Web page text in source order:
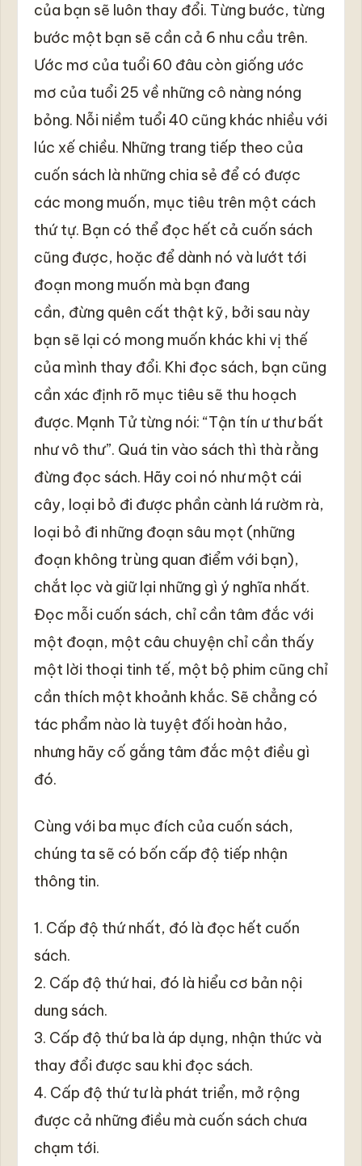
của bạn sẽ luôn thay đổi. Từng bước, từng
bước một bạn sẽ cần cả 6 nhu cầu trên.
Ước mơ của tuổi 60 đâu còn giống ước
mơ của tuổi 25 về những cô nàng nóng
bỏng. Nỗi niềm tuổi 40 cũng khác nhiều với
lúc xế chiều. Những trang tiếp theo của
cuốn sách là những chia sẻ để có được
các mong muốn, mục tiêu trên một cách
thứ tự. Bạn có thể đọc hết cả cuốn sách
cũng được, hoặc để dành nó và lướt tới
đoạn mong muốn mà bạn đang
cần, đừng quên cất thật kỹ, bởi sau này
bạn sẽ lại có mong muốn khác khi vị thế
của mình thay đổi. Khi đọc sách, bạn cũng
cần xác định rõ mục tiêu sẽ thu hoạch
được. Mạnh Tử từng nói: “Tận tín ư thư bất
như vô thư”. Quá tin vào sách thì thà rằng
đừng đọc sách. Hãy coi nó như một cái
cây, loại bỏ đi được phần cành lá rườm rà,
loại bỏ đi những đoạn sâu mọt (những
đoạn không trùng quan điểm với bạn),
chắt lọc và giữ lại những gì ý nghĩa nhất.
Đọc mỗi cuốn sách, chỉ cần tâm đắc với
một đoạn, một câu chuyện chỉ cần thấy
một lời thoại tinh tế, một bộ phim cũng chỉ
cần thích một khoảnh khắc. Sẽ chẳng có
tác phẩm nào là tuyệt đối hoàn hảo,
nhưng hãy cố gắng tâm đắc một điều gì
đó.
Cùng với ba mục đích của cuốn sách,
chúng ta sẽ có bốn cấp độ tiếp nhận
thông tin.
1. Cấp độ thứ nhất, đó là đọc hết cuốn
sách.
2. Cấp độ thứ hai, đó là hiểu cơ bản nội
dung sách.
3. Cấp độ thứ ba là áp dụng, nhận thức và
thay đổi được sau khi đọc sách.
4. Cấp độ thứ tư là phát triển, mở rộng
được cả những điều mà cuốn sách chưa
chạm tới.